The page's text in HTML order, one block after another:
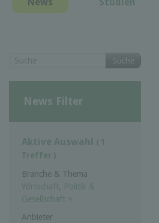
Suche
News Filter
Aktive Auswahl ( 1
Treffer )
Branche & Thema
Wirtschaft, Politik &
Gesellschaft ×
Anbieter